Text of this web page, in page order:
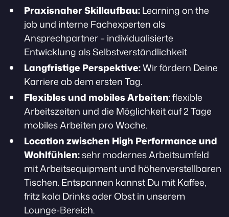
Praxisnaher Skillaufbau:Learning on the
job und interne Fachexperten als
Ansprechpartner – individualisierte
Entwicklung als Selbstverständlichkeit
Langfristige Perspektive:Wir fördern Deine
Karriere ab dem ersten Tag.
Flexibles und mobiles Arbeiten: flexible
Arbeitszeiten und die Möglichkeit auf 2 Tage
mobiles Arbeiten pro Woche.
Location zwischen High Performance und
Wohlfühlen:sehr modernes Arbeitsumfeld
mit Arbeitsequipment und höhenverstellbaren
Tischen. Entspannen kannst Du mit Kaffee,
fritz kola Drinks oder Obst in unserem
Lounge-Bereich.